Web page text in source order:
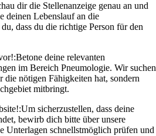
dir die Stellenanzeige genau an und
deinen Lebenslauf an die
dass du die richtige Person für den
Betone deine relevanten
im Bereich Pneumologie. Wir suchen
die nötigen Fähigkeiten hat, sondern
mitbringt.
Um sicherzustellen, dass deine
bewirb dich bitte über unsere
Unterlagen schnellstmöglich prüfen und